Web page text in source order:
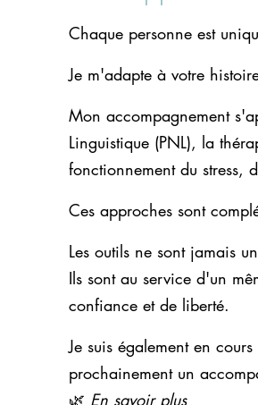
Chaque personne est
Je m'adapte à votre
Mon accompagnement
Linguistique (PNL), la
fonctionnement du stress,
Ces approches sont
Les outils ne sont jamais
Ils sont au service d'un
confiance et de liberté.
Je suis également en
prochainement un
🌿 En savoir plus